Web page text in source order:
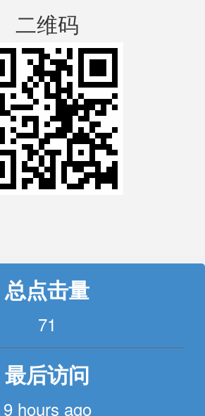
二维码
总点击量
71
最后访问
9 hours ago